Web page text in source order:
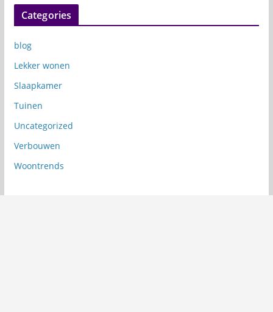
Categories
blog
Lekker wonen
Slaapkamer
Tuinen
Uncategorized
Verbouwen
Woontrends